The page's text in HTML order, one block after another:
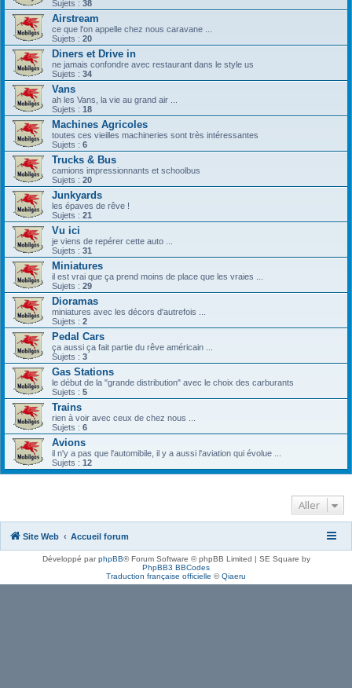
Sujets : 38
Airstream
ce que l'on appelle chez nous caravane ...
Sujets : 20
Diners et Drive in
ne jamais confondre avec restaurant dans le style us
Sujets : 34
Vans
ah les Vans, la vie au grand air ...
Sujets : 18
Machines Agricoles
toutes ces vieilles machineries sont très intéressantes
Sujets : 6
Trucks & Bus
camions impressionnants et schoolbus
Sujets : 20
Junkyards
les épaves de rêve !
Sujets : 21
Vu ici
je viens de repérer cette auto ...
Sujets : 31
Miniatures
il est vrai que ça prend moins de place que les vraies ...
Sujets : 29
Dioramas
miniatures avec les décors d'autrefois ...
Sujets : 2
Pedal Cars
ça aussi ça fait partie du rêve américain ...
Sujets : 3
Gas Stations
le début de la "grande distribution" avec le choix des carburants
Sujets : 5
Trains
rien à voir avec ceux de chez nous ...
Sujets : 6
Avions
il n'y a pas que l'automibile, il y a aussi l'aviation qui évolue ...
Sujets : 12
Aller
Site Web Accueil forum
Développé parphpBB® Forum Software © phpBB Limited | SE Square by
PhpBB3 BBCodes
Traduction française officielle ©Qiaeru